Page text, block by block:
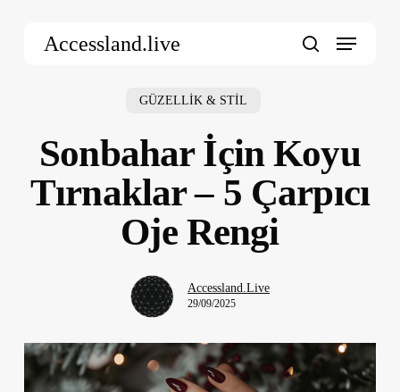
Accessland.live Menu
GÜZELLİK & STİL
Sonbahar İçin Koyu
Tırnaklar – 5 Çarpıcı
Oje Rengi
Accessland.Live
29/09/2025